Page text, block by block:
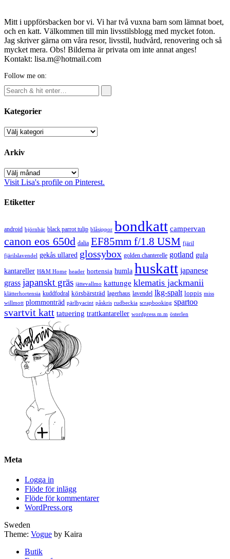
Mitt i uppförsbacken bor vi. Vi har två vuxna barn som lämnat boet,
och en katt. Välkommen till min livsstilsblogg med mycket foton.
Jag skriver gärna om våra resor, livsstil, hudvård, renovering och så
mycket mera. Obs! Bilderna är privata om inte annat anges!
Kontakt: lisa.m@hotmail.com
Follow me on:
Kategorier
Kategorier
Arkiv
Arkiv
Visit Lisa's profile on Pinterest.
Etiketter
android björnbär black parrot tulip blåsippor bondkatt campervan
canon eos 650d dalia EF85mm f/1.8 USM fjäril
fjärilslavendel gekås ullared glossybox golden chanterelle gotland gula
kantareller H&M Home header hortensia humla huskatt japanese
grass japanskt gräs jättevallmo kattunge klematis jackmanii
klätterhortensia kuddfodral körsbärsträd lagerhaus lavendel lkg-spalt loppis miss
willmott plommonträd pärlhyacint påskris rudbeckia scrapbooking spartoo
svartvit katt tatuering trattkantareller wordpress m.m österlen
Meta
Logga in
Flöde för inlägg
Flöde för kommentarer
WordPress.org
Sweden
Theme: Vogue by Kaira
Butik